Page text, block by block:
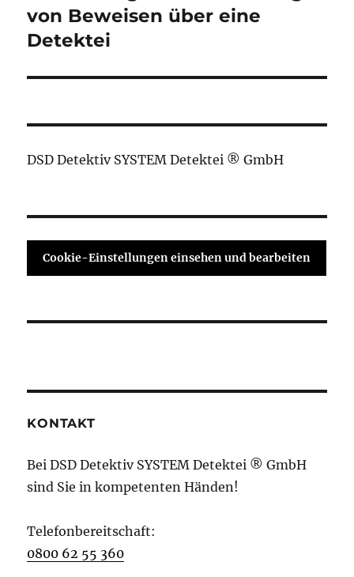
von Beweisen über eine
Detektei
DSD Detektiv SYSTEM Detektei ® GmbH
Cookie-Einstellungen einsehen und bearbeiten
KONTAKT
Bei DSD Detektiv SYSTEM Detektei ® GmbH
sind Sie in kompetenten Händen!
Telefonbereitschaft:
0800 62 55 360